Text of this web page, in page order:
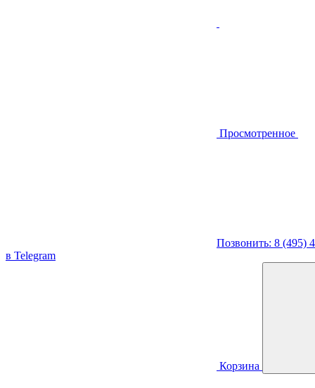
Просмотренное
Позвонить: 8 (495)
в Telegram
Корзина